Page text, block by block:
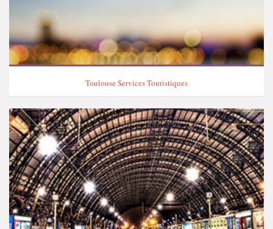
Toulouse Services Touristiques